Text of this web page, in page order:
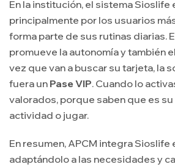
En la institución, el sistema Sioslife
principalmente por los usuarios
forma parte de sus rutinas diarias.
promueve la autonomía y también
vez que van a buscar su tarjeta, la
fuera un Pase VIP. Cuando lo
valorados, porque saben que es
actividad o jugar.
En resumen, APCM integra Sioslife
adaptándolo a las necesidades y